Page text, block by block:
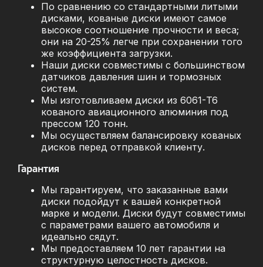
По сравнению со стандартными литыми
дисками, кованые диски имеют самое
высокое соотношение прочности и веса;
они на 20-25% легче при сохранении того
же коэффициента загрузки.
Наши диски совместимы с большинством
датчиков давления шин и тормозных
систем.
Мы изготовливаем диски из 6061-T6
кованого авиационного алюминия под
прессом 120 тонн.
Мы осуществляем балансировку кованых
дисков перед отправкой клиенту.
Гарантия
Мы гарантируем, что заказанные вами
диски подойдут к вашей конкретной
марке и модели. Диски будут совместимы
с параметрами вашего автомобиля и
идеально сядут.
Мы предоставляем 10 лет гарантии на
структурную целостность дисков.